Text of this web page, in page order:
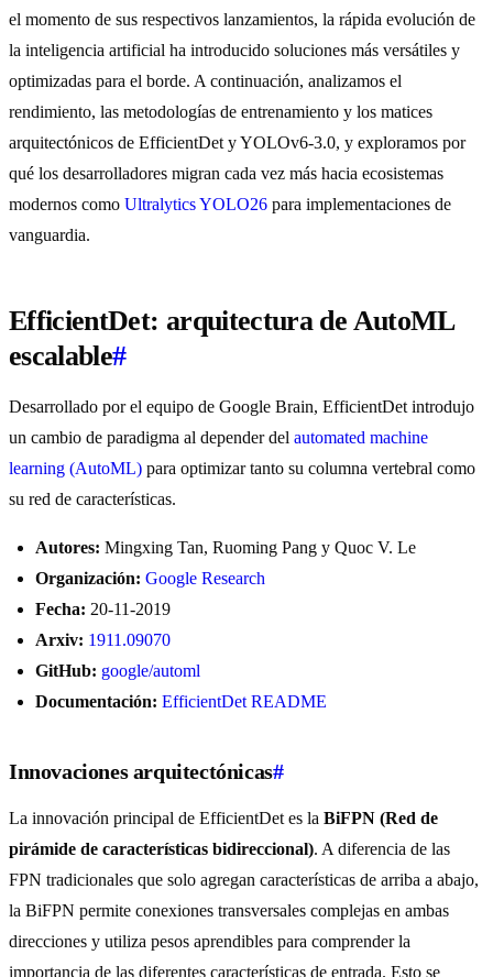
el momento de sus respectivos lanzamientos, la rápida evolución de
la inteligencia artificial ha introducido soluciones más versátiles y
optimizadas para el borde. A continuación, analizamos el
rendimiento, las metodologías de entrenamiento y los matices
arquitectónicos de EfficientDet y YOLOv6-3.0, y exploramos por
qué los desarrolladores migran cada vez más hacia ecosistemas
modernos como Ultralytics YOLO26 para implementaciones de
vanguardia.
EfficientDet: arquitectura de AutoML
escalable#
Desarrollado por el equipo de Google Brain, EfficientDet introdujo
un cambio de paradigma al depender del automated machine
learning (AutoML) para optimizar tanto su columna vertebral como
su red de características.
Autores: Mingxing Tan, Ruoming Pang y Quoc V. Le
Organización: Google Research
Fecha: 20-11-2019
Arxiv: 1911.09070
GitHub: google/automl
Documentación: EfficientDet README
Innovaciones arquitectónicas#
La innovación principal de EfficientDet es la BiFPN (Red de
pirámide de características bidireccional). A diferencia de las
FPN tradicionales que solo agregan características de arriba a abajo,
la BiFPN permite conexiones transversales complejas en ambas
direcciones y utiliza pesos aprendibles para comprender la
importancia de las diferentes características de entrada. Esto se